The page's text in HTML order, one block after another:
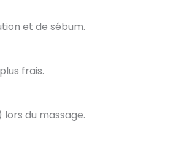
et de sébum.
frais.
du massage.